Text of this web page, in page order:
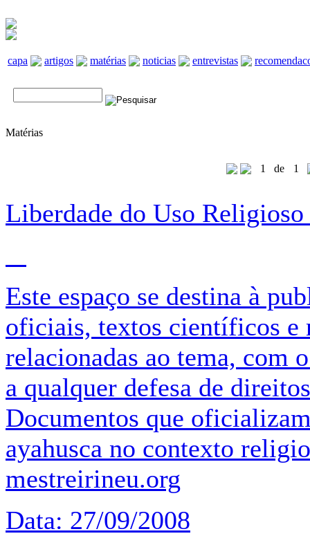
capa artigos matérias noticias entrevistas
Matérias
1 de 1
Liberdade do Uso
Este espaço se destina à
oficiais, textos científicos e
relacionadas ao tema, com
a qualquer defesa de
Documentos que
ayahusca no contexto
mestreirineu.org
Data: 27/09/2008